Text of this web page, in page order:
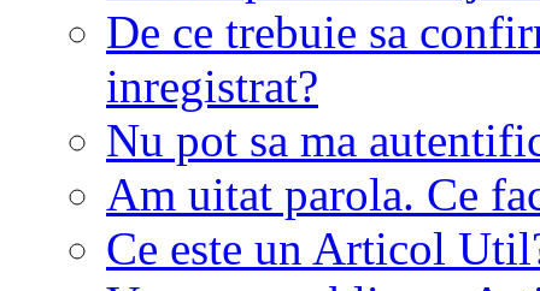
De ce trebuie sa
inregistrat?
Nu pot sa ma
Am uitat parola. Ce
Ce este un Articol